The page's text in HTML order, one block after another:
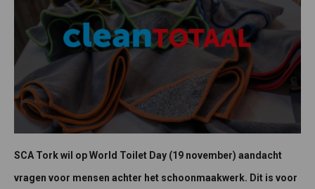
SCA Tork wil op World Toilet Day (19 november) aandacht
vragen voor mensen achter het schoonmaakwerk. Dit is voor